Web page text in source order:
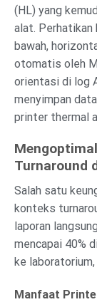
(HL) yang
alat. Perhatikan
bawah,
otomatis oleh
orientasi di log
menyimpan
printer thermal
Turnaround
Salah satu
konteks
laporan
mencapai 40%
ke
Manfaat